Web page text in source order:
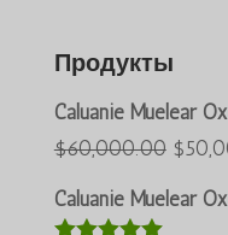
Продукты
Caluanie Muelear
$60,000.00 $
Caluanie Muelear